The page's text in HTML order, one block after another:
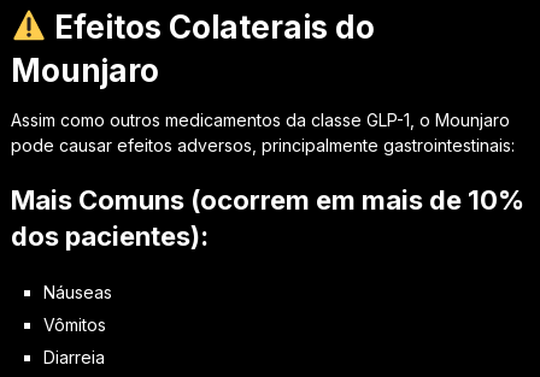
Efeitos Colaterais do
Mounjaro
Assim como outros medicamentos da classe GLP-1, o Mounjaro
pode causar efeitos adversos, principalmente gastrointestinais:
Mais Comuns (ocorrem em mais de 10%
dos pacientes):
Náuseas
Vômitos
Diarreia